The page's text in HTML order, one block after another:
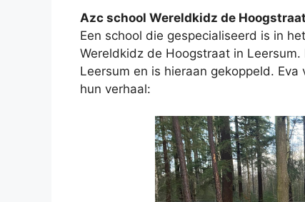
Azc school Wereldkidz de Hoogstraat
Een school die gespecialiseerd is in
Wereldkidz de Hoogstraat in
Leersum en is hieraan gekoppeld.
hun verhaal: